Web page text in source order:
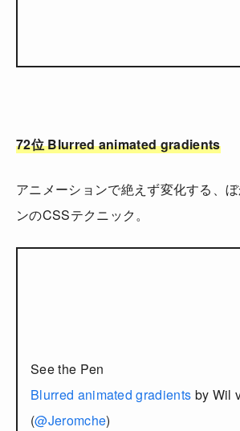
72位 Blurred animated gradients
アニメーションで絶えず変化する、
ンのCSSテクニック。
See the Pen
Blurred animated gradients by Wil
(@Jeromche)